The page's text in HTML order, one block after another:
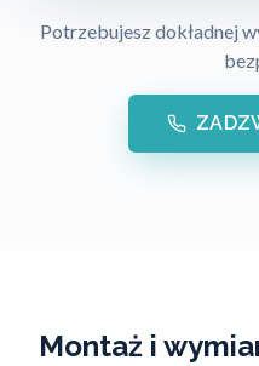
Potrzebujesz dokładnej
Montaż i